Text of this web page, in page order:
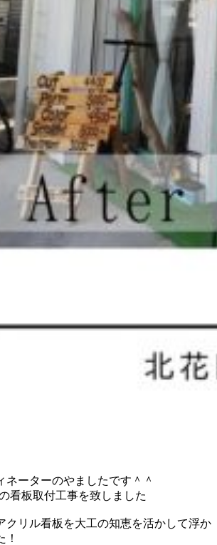
ネーターのやましたです＾＾
看板取付工事を致しました
クリル看板を大工の知恵を活かして浮か